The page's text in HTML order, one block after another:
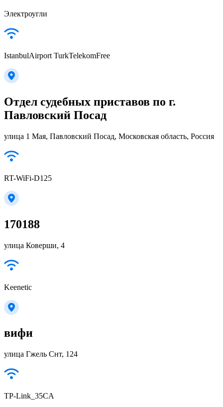
Электроугли
IstanbulAirport TurkTelekomFree
Отдел судебных приставов по г.
Павловский Посад
улица 1 Мая, Павловский Посад, Московская область, Россия
RT-WiFi-D125
170188
улица Коверши, 4
Keenetic
вифи
улица Гжель Снт, 124
TP-Link_35CA